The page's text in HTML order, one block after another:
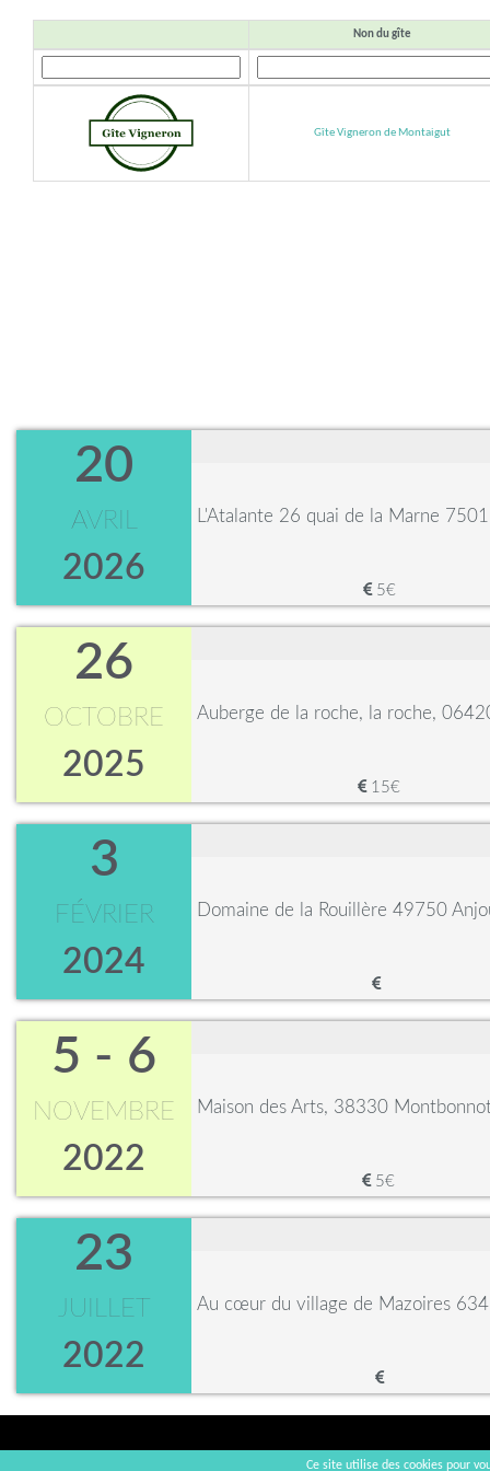
Non du gîte
Gîte Vigneron de Montaigut
20
AVRIL
2026
L'Atalante 26 quai de la Marne
5€
26
OCTOBRE
2025
Auberge de la roche, la roche,
15€
3
FÉVRIER
2024
Domaine de la Rouillère 49750
5 - 6
NOVEMBRE
2022
Maison des Arts, 38330
5€
23
JUILLET
2022
Au cœur du village de Mazoires
Ce site utilise des cookies pour